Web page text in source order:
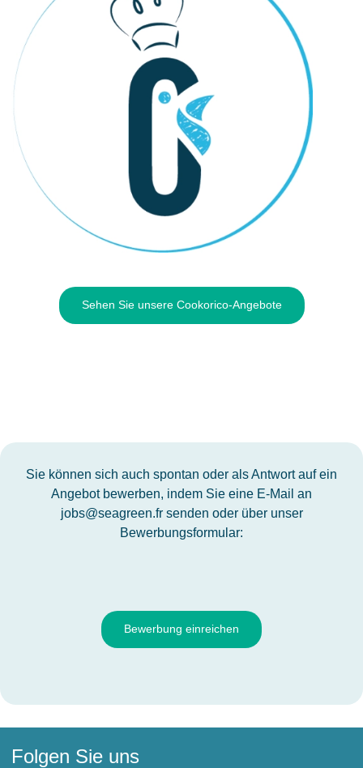
Sehen Sie unsere Cookorico-Angebote
Sie können sich auch spontan oder als Antwort auf ein
Angebot bewerben, indem Sie eine E-Mail an
jobs@seagreen.frsenden oder über unser
Bewerbungsformular:
Bewerbung einreichen
Folgen Sie uns